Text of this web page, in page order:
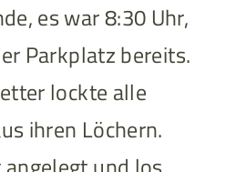
es war 8:30 Uhr,
Parkplatz bereits.
lockte alle
ihren Löchern.